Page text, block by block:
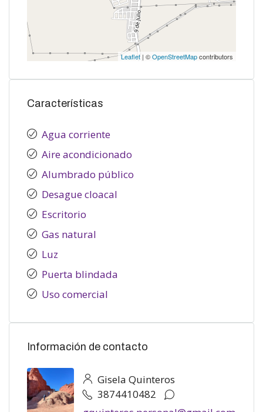
Leaflet| ©OpenStreetMapcontributors
Características
Agua corriente
Aire acondicionado
Alumbrado público
Desague cloacal
Escritorio
Gas natural
Luz
Puerta blindada
Uso comercial
Información de contacto
Gisela Quinteros
3874410482